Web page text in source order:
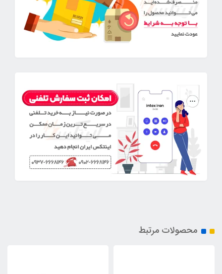
محصولات مرتبط